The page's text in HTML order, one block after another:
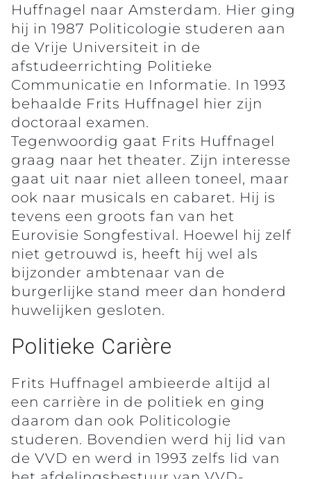
Huffnagel naar Amsterdam. Hier ging
hij in 1987 Politicologie studeren aan
de Vrije Universiteit in de
afstudeerrichting Politieke
Communicatie en Informatie. In 1993
behaalde Frits Huffnagel hier zijn
doctoraal examen.
Tegenwoordig gaat Frits Huffnagel
graag naar het theater. Zijn interesse
gaat uit naar niet alleen toneel, maar
ook naar musicals en cabaret. Hij is
tevens een groots fan van het
Eurovisie Songfestival. Hoewel hij zelf
niet getrouwd is, heeft hij wel als
bijzonder ambtenaar van de
burgerlijke stand meer dan honderd
huwelijken gesloten.
Politieke Carière
Frits Huffnagel ambieerde altijd al
een carrière in de politiek en ging
daarom dan ook Politicologie
studeren. Bovendien werd hij lid van
de VVD en werd in 1993 zelfs lid van